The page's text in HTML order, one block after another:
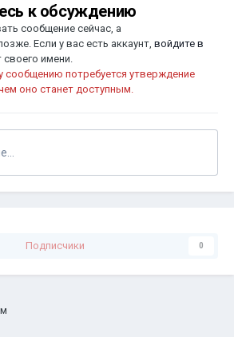
к обсуждению
сообщение сейчас, а
Если у вас есть аккаунт, войдите в
имени.
сообщению потребуется утверждение
оно станет доступным.
Подписчики 0